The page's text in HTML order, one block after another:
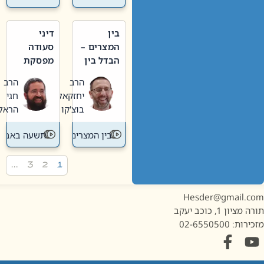
בין
המצרים –
הבדל בין
חדשה
לישנה
הרב
יחזקאל
בוצ'קו
בין המצרים
דיני
סעודה
מפסקת
תשעה
באב
הרב
חגי
הראל
תשעה באב
1, כוכב יעקב
02-6550500